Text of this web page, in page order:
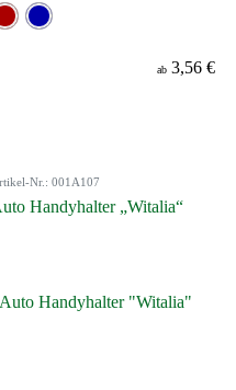
ab 3,56 €
Nr.: 001A107
Handyhalter „Witalia“